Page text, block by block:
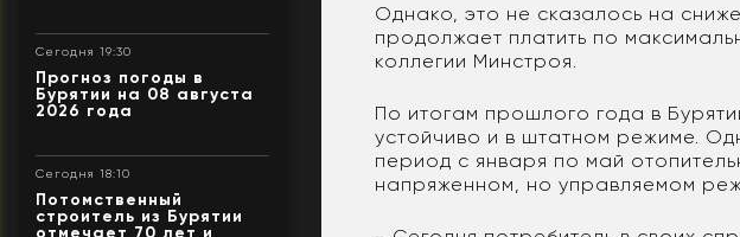
Сегодня 19:30
Прогноз погоды в
Бурятии на 08 августа
2026 года
Сегодня 18:10
Потомственный
строитель из Бурятии
отмечает 70 лет и
Однако, это не сказалось на
продолжает платить по
коллегии Минстроя.
По итогам прошлого года в
устойчиво и в штатном режиме.
период с января по май
напряженном, но управляемом